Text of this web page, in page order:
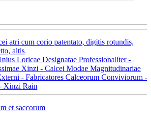
atri cum corio patentato, digitis rotundis,
altis
Loricae Designatae Professionaliter -
Xinzi - Calcei Modae Magnitudinariae
- Fabricatores Calceorum Conviviorum -
Xinzi Rain